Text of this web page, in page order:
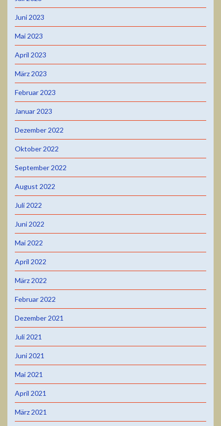
Juni 2023
Mai 2023
April 2023
März 2023
Februar 2023
Januar 2023
Dezember 2022
Oktober 2022
September 2022
August 2022
Juli 2022
Juni 2022
Mai 2022
April 2022
März 2022
Februar 2022
Dezember 2021
Juli 2021
Juni 2021
Mai 2021
April 2021
März 2021